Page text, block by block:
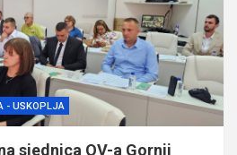
- USKOPLJA
sjednica OV-a Gornji